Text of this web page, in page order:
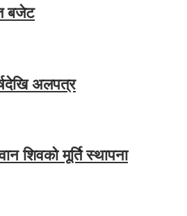
बजेट
अलपत्र
शिवको मूर्ति स्थापना